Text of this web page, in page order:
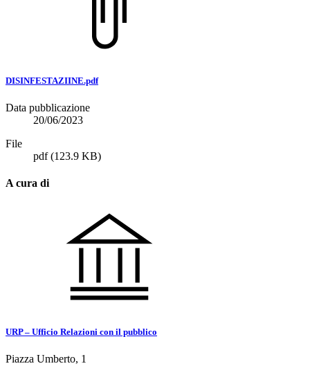
DISINFESTAZIINE.pdf
Data pubblicazione
20/06/2023
File
pdf(123.9 KB)
A cura di
URP – Ufficio Relazioni con il pubblico
Piazza Umberto, 1